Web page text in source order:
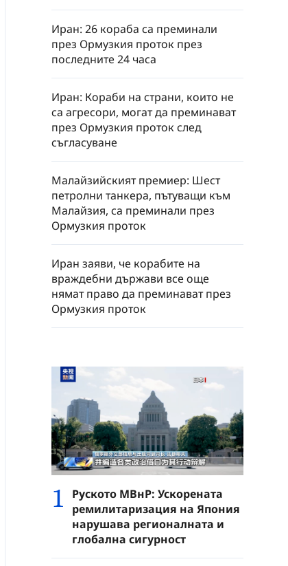
Иран: 26 кораба са преминали
през Ормузкия проток през
последните 24 часа
Иран: Кораби на страни, които не
са агресори, могат да преминават
през Ормузкия проток след
съгласуване
Малайзийският премиер: Шест
петролни танкера, пътуващи към
Малайзия, са преминали през
Ормузкия проток
Иран заяви, че корабите на
враждебни държави все още
нямат право да преминават през
Ормузкия проток
1
Руското МВнР: Ускорената
ремилитаризация на Япония
нарушава регионалната и
глобална сигурност